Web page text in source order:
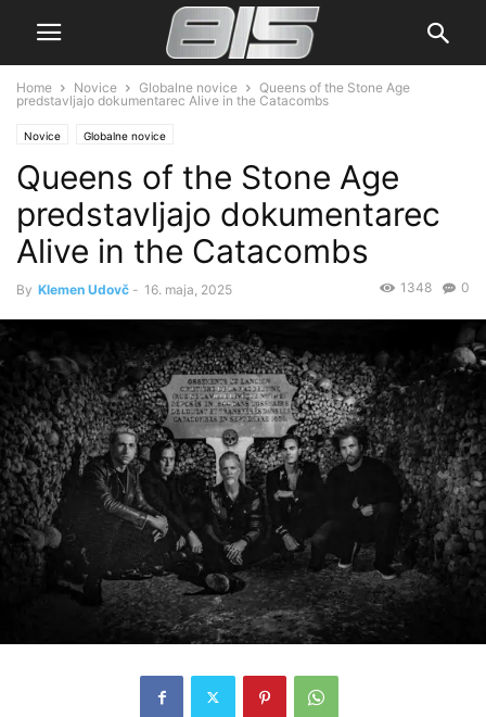
Home Novice Globalne novice
Queens of the Stone Age
predstavljajo dokumentarec Alive in the Catacombs
Novice Globalne novice
Queens of the Stone Age
predstavljajo dokumentarec
Alive in the Catacombs
By Klemen Udovč - 16. maja, 2025 0
1348